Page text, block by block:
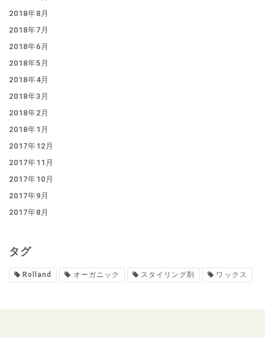
2018年8月
2018年7月
2018年6月
2018年5月
2018年4月
2018年3月
2018年2月
2018年1月
2017年12月
2017年11月
2017年10月
2017年9月
2017年8月
タグ
Rolland オーガニック スタイリング剤 ワックス